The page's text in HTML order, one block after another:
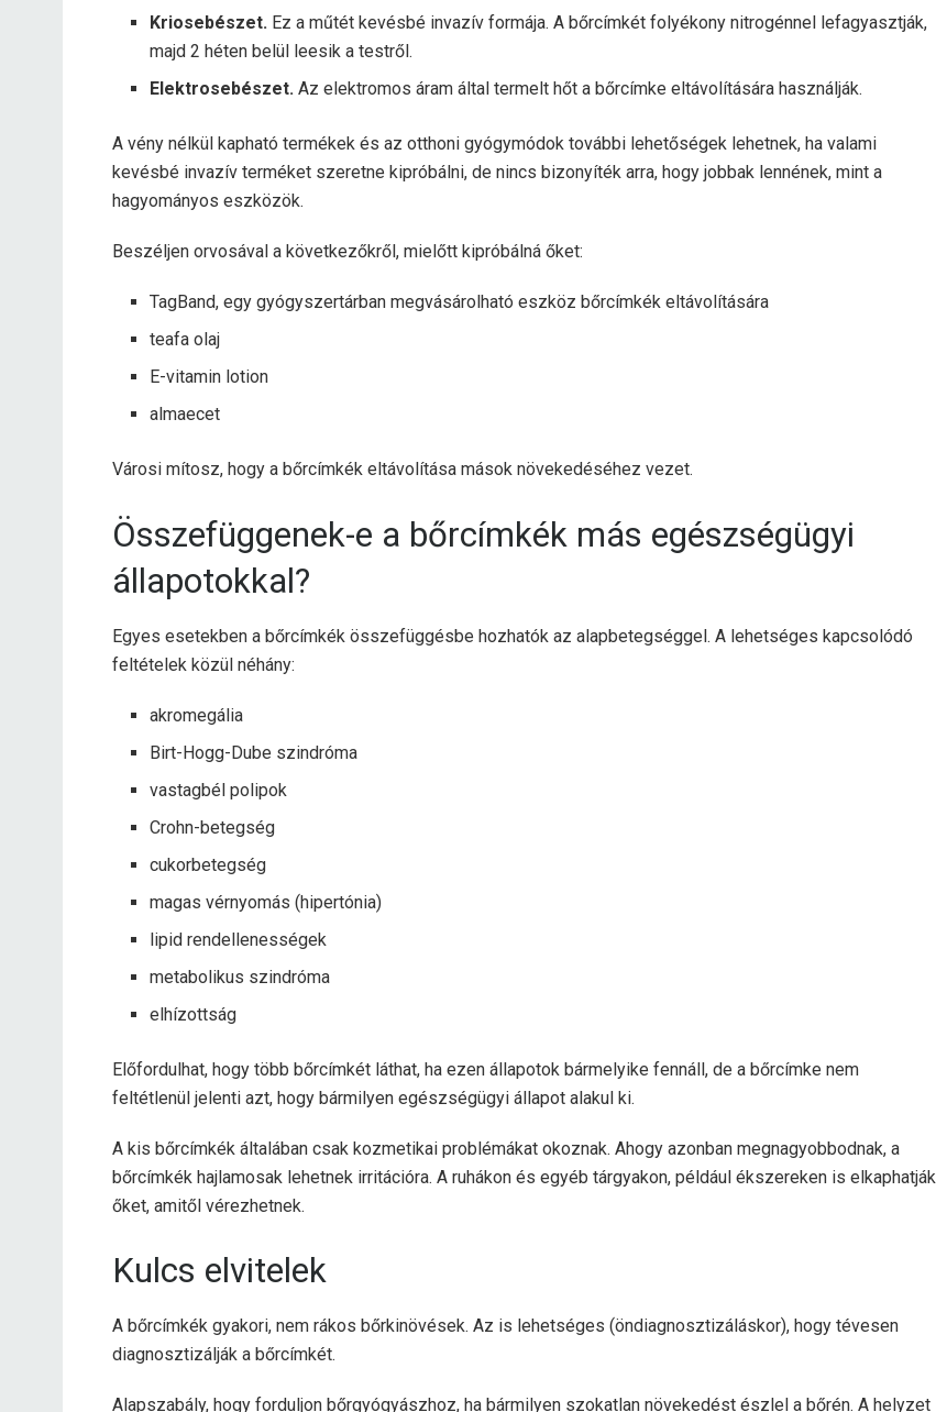
Kriosebészet. Ez a műtét kevésbé invazív formája. A bőrcímkét folyékony nitrogénnel lefagyasztják,
majd 2 héten belül leesik a testről.
Elektrosebészet. Az elektromos áram által termelt hőt a bőrcímke eltávolítására használják.
A vény nélkül kapható termékek és az otthoni gyógymódok további lehetőségek lehetnek, ha valami
kevésbé invazív terméket szeretne kipróbálni, de nincs bizonyíték arra, hogy jobbak lennének, mint a
hagyományos eszközök.
Beszéljen orvosával a következőkről, mielőtt kipróbálná őket:
TagBand, egy gyógyszertárban megvásárolható eszköz bőrcímkék eltávolítására
teafa olaj
E-vitamin lotion
almaecet
Városi mítosz, hogy a bőrcímkék eltávolítása mások növekedéséhez vezet.
Összefüggenek-e a bőrcímkék más egészségügyi
állapotokkal?
Egyes esetekben a bőrcímkék összefüggésbe hozhatók az alapbetegséggel. A lehetséges kapcsolódó
feltételek közül néhány:
akromegália
Birt-Hogg-Dube szindróma
vastagbél polipok
Crohn-betegség
cukorbetegség
magas vérnyomás (hipertónia)
lipid rendellenességek
metabolikus szindróma
elhízottság
Előfordulhat, hogy több bőrcímkét láthat, ha ezen állapotok bármelyike ​​fennáll, de a bőrcímke nem
feltétlenül jelenti azt, hogy bármilyen egészségügyi állapot alakul ki.
A kis bőrcímkék általában csak kozmetikai problémákat okoznak. Ahogy azonban megnagyobbodnak, a
bőrcímkék hajlamosak lehetnek irritációra. A ruhákon és egyéb tárgyakon, például ékszereken is elkaphatják
őket, amitől vérezhetnek.
Kulcs elvitelek
A bőrcímkék gyakori, nem rákos bőrkinövések. Az is lehetséges (öndiagnosztizáláskor), hogy tévesen
diagnosztizálják a bőrcímkét.
Alapszabály, hogy forduljon bőrgyógyászhoz, ha bármilyen szokatlan növekedést észlel a bőrén. A helyzet